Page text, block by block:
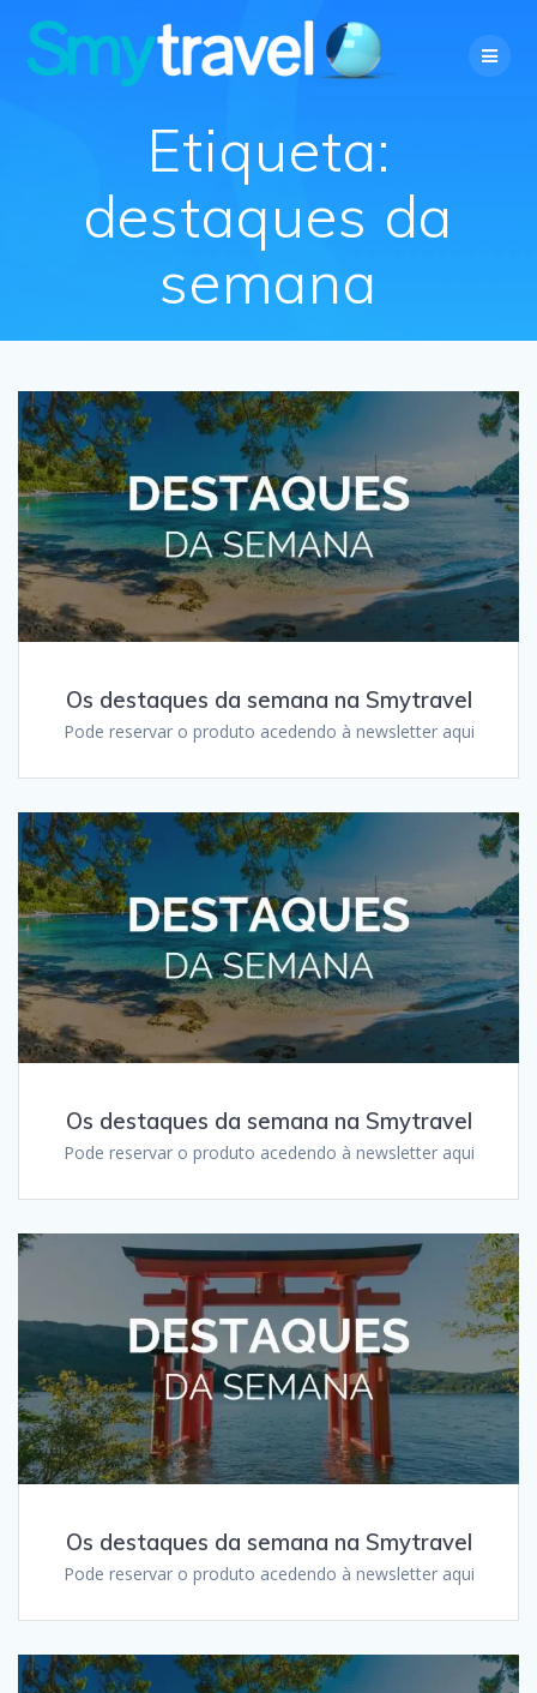
to
content
Etiqueta:
destaques da
semana
Os destaques da semana na Smytravel
Pode reservar o produto acedendo à newsletter aqui
Os destaques da semana na Smytravel
Pode reservar o produto acedendo à newsletter aqui
Os destaques da semana na Smytravel
Pode reservar o produto acedendo à newsletter aqui